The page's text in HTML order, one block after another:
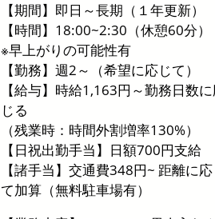
【期間】即日～長期（１年更新）
【時間】18:00~2:30（休憩60分）
※早上がりの可能性有
【勤務】週2～（希望に応じて）
【給与】時給1,163円～勤務日数
じる
（残業時：時間外割増率130%）
【日祝出勤手当】日額700円支給
【諸手当】交通費348円~ 距離に
て加算（無料駐車場有）